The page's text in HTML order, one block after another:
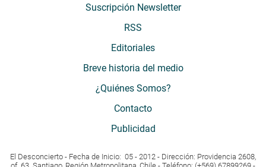
Suscripción Newsletter
RSS
Editoriales
Breve historia del medio
¿Quiénes Somos?
Contacto
Publicidad
El Desconcierto - Fecha de Inicio: 05 - 2012 - Dirección: Providencia 2608,